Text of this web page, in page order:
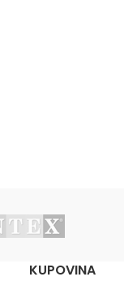
KUPOVINA